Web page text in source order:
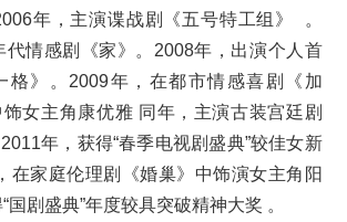
年，主演谍战剧《五号特工组》 。
代情感剧《家》。2008年，出演个人首
格》。2009年，在都市情感喜剧《加
女主角康优雅 同年，主演古装宫廷剧
年，获得“春季电视剧盛典”较佳女新
在家庭伦理剧《婚巢》中饰演女主角阳
国剧盛典”年度较具突破精神大奖 。